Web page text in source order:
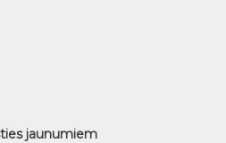
jaunumiem